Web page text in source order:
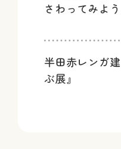
さわってみよう
半田赤レンガ
ぶ展』